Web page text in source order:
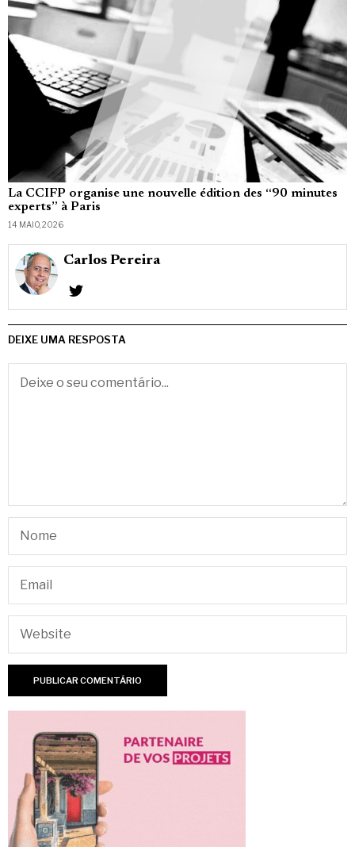
La CCIFP organise une nouvelle édition des “90 minutes
experts” à Paris
14 MAIO, 2026
Carlos Pereira
DEIXE UMA RESPOSTA